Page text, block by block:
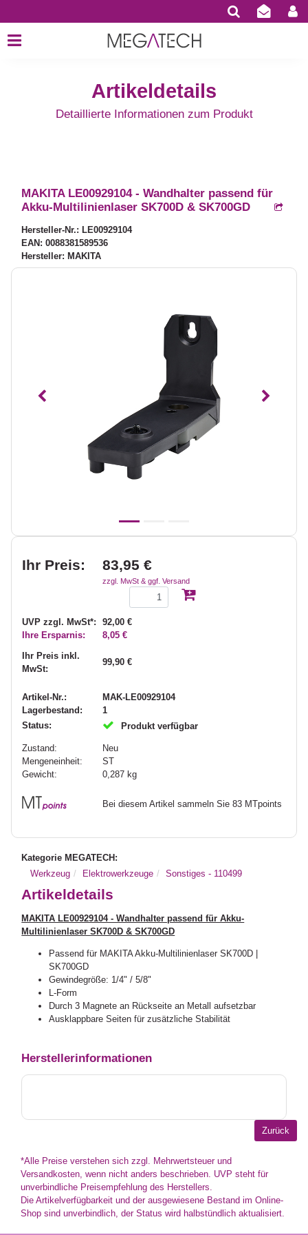
Artikeldetails
Detaillierte Informationen zum Produkt
MAKITA LE00929104 - Wandhalter passend für
Akku-Multilinienlaser SK700D & SK700GD
Hersteller-Nr.: LE00929104
EAN: 0088381589536
Hersteller: MAKITA
Vorheriges
Ihr Preis: 83,95 €
zzgl. MwSt & ggf. Versand
UVP zzgl. MwSt*:
92,00 €
Ihre Ersparnis:
8,05 €
Ihr Preis inkl.
MwSt:
99,90 €
Artikel-Nr.:
MAK-LE00929104
Lagerbestand:
1
Status:
Produkt verfügbar
Zustand:
Neu
Mengeneinheit:
ST
Gewicht:
0,287 kg
Bei diesem Artikel sammeln Sie 83 MTpoints
Kategorie MEGATECH:
Werkzeug
Elektrowerkzeuge Sonstiges - 110499
Artikeldetails
MAKITA LE00929104 - Wandhalter passend für Akku-
Multilinienlaser SK700D & SK700GD
Passend für MAKITA Akku-Multilinienlaser SK700D |
SK700GD
Gewindegröße: 1/4" / 5/8"
L-Form
Durch 3 Magnete an Rückseite an Metall aufsetzbar
Ausklappbare Seiten für zusätzliche Stabilität
Herstellerinformationen
*Alle Preise verstehen sich zzgl. Mehrwertsteuer und
Versandkosten, wenn nicht anders beschrieben. UVP steht für
unverbindliche Preisempfehlung des Herstellers.
Die Artikelverfügbarkeit und der ausgewiesene Bestand im Online-
Shop sind unverbindlich, der Status wird halbstündlich aktualisiert.